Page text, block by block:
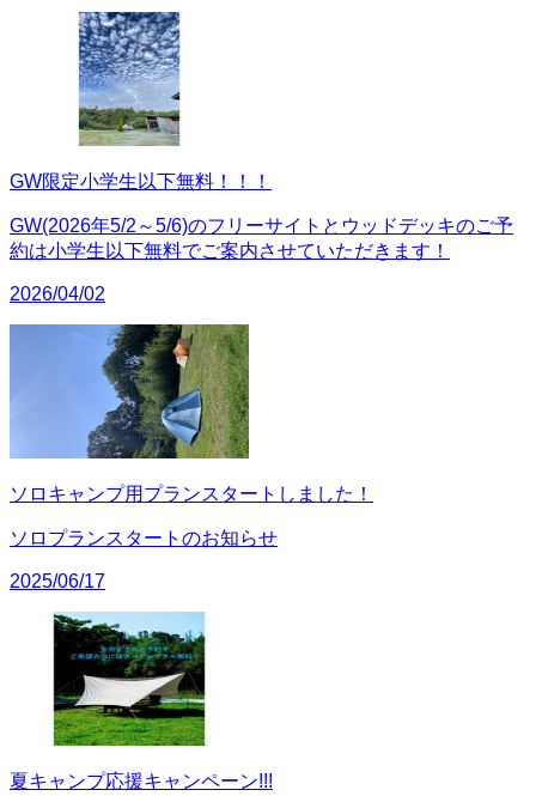
GW限定小学生以下無料！！！
GW(2026年5/2～5/6)のフリーサイトとウッドデッキのご予
約は小学生以下無料でご案内させていただきます！
2026/04/02
ソロキャンプ用プランスタートしました！
ソロプランスタートのお知らせ
2025/06/17
夏キャンプ応援キャンペーン!!!